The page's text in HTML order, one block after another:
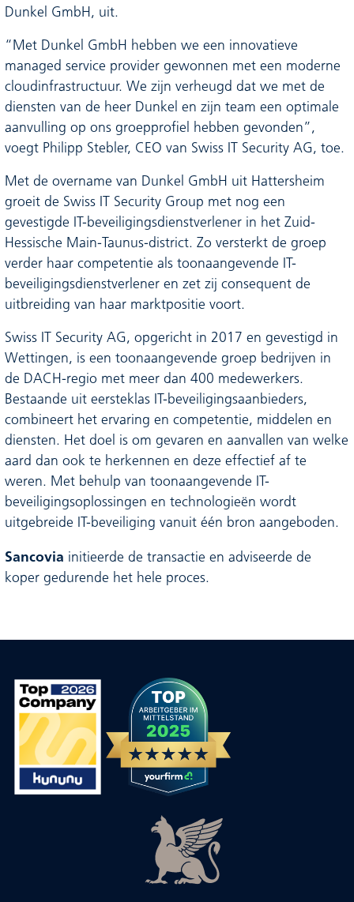
Dunkel GmbH, uit.
“Met Dunkel GmbH hebben we een innovatieve
managed service provider gewonnen met een moderne
cloudinfrastructuur. We zijn verheugd dat we met de
diensten van de heer Dunkel en zijn team een optimale
aanvulling op ons groepprofiel hebben gevonden”,
voegt Philipp Stebler, CEO van Swiss IT Security AG, toe.
Met de overname van Dunkel GmbH uit Hattersheim
groeit de Swiss IT Security Group met nog een
gevestigde IT-beveiligingsdienstverlener in het Zuid-
Hessische Main-Taunus-district. Zo versterkt de groep
verder haar competentie als toonaangevende IT-
beveiligingsdienstverlener en zet zij consequent de
uitbreiding van haar marktpositie voort.
Swiss IT Security AG, opgericht in 2017 en gevestigd in
Wettingen, is een toonaangevende groep bedrijven in
de DACH-regio met meer dan 400 medewerkers.
Bestaande uit eersteklas IT-beveiligingsaanbieders,
combineert het ervaring en competentie, middelen en
diensten. Het doel is om gevaren en aanvallen van welke
aard dan ook te herkennen en deze effectief af te
weren. Met behulp van toonaangevende IT-
beveiligingsoplossingen en technologieën wordt
uitgebreide IT-beveiliging vanuit één bron aangeboden.
Sancovia initieerde de transactie en adviseerde de
koper gedurende het hele proces.